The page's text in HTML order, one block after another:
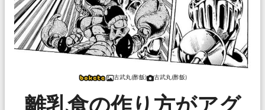
古武丸(酢飯) 古武丸(酢飯)
離乳食の作り方がアグ